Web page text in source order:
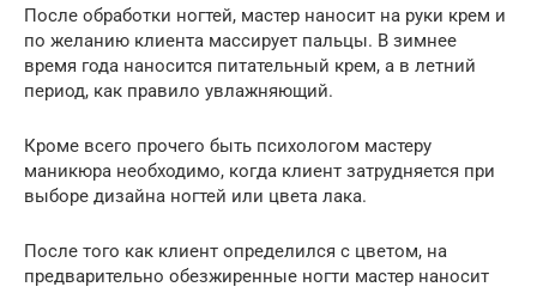
После обработки ногтей, мастер наносит на руки крем и
по желанию клиента массирует пальцы. В зимнее
время года наносится питательный крем, а в летний
период, как правило увлажняющий.
Кроме всего прочего быть психологом мастеру
маникюра необходимо, когда клиент затрудняется при
выборе дизайна ногтей или цвета лака.
После того как клиент определился с цветом, на
предварительно обезжиренные ногти мастер наносит